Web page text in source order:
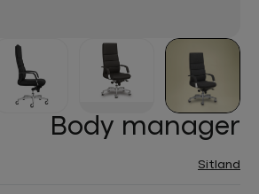
Body manager
Sitland